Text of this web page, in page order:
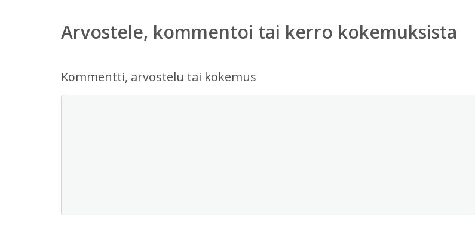
Arvostele, kommentoi tai kerro kokemuksista
Kommentti, arvostelu tai kokemus